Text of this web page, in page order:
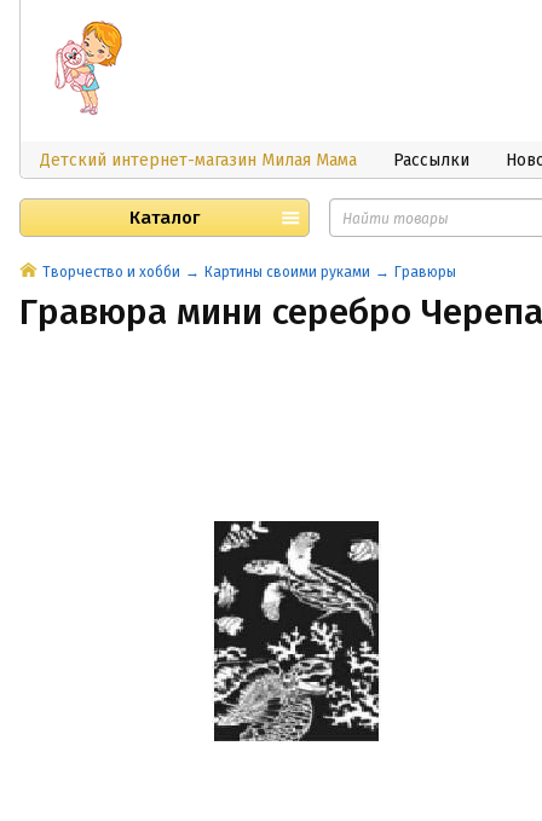
Детский интернет-магазин Милая Мама Рассылки
Каталог
Творчество и хобби Картины своими руками Гравюры
Гравюра мини серебро